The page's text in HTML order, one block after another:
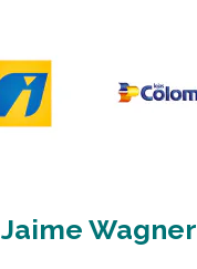
Jaime Wagner